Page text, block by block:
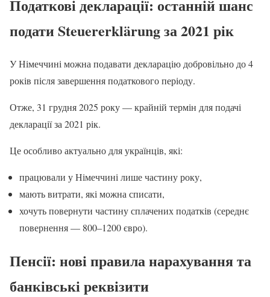
Податкові декларації: останній шанс
подати Steuererklärung за 2021 рік
У Німеччині можна подавати декларацію добровільно до 4
років після завершення податкового періоду.
Отже, 31 грудня 2025 року — крайній термін для подачі
декларації за 2021 рік.
Це особливо актуально для українців, які:
працювали у Німеччині лише частину року,
мають витрати, які можна списати,
хочуть повернути частину сплачених податків (середнє
повернення — 800–1200 євро).
Пенсії: нові правила нарахування та
банківські реквізити